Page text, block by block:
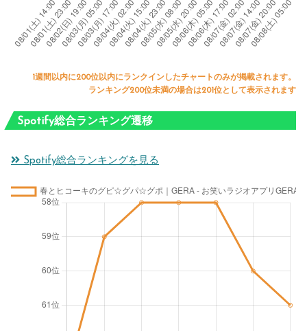
1週間以内に200位以内にランクインしたチャートのみが掲載されます。
ランキング200位未満の場合は201位として表示されます
Spotify総合ランキング遷移
Spotify総合ランキングを見る